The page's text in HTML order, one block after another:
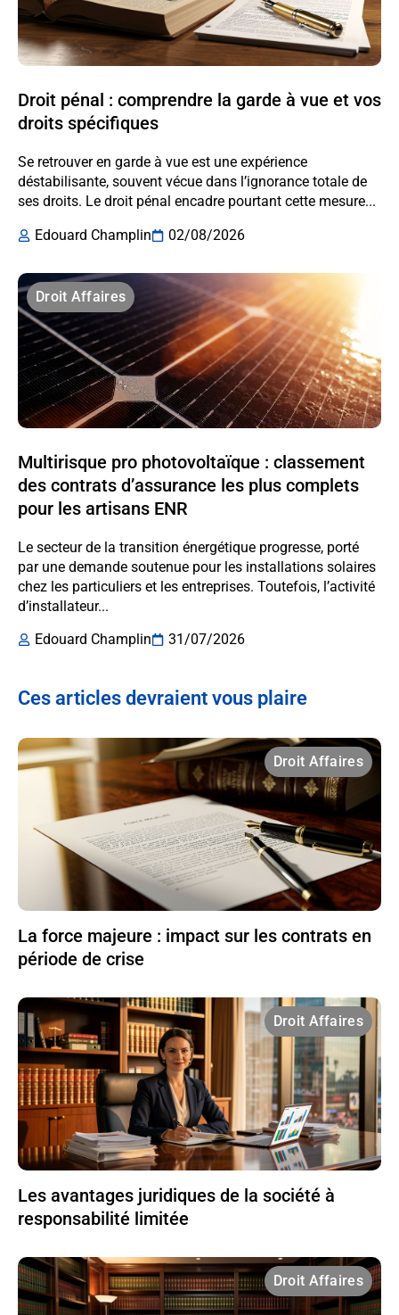
Droit pénal : comprendre la garde à vue et vos
droits spécifiques
Se retrouver en garde à vue est une expérience
déstabilisante, souvent vécue dans l’ignorance totale de
ses droits. Le droit pénal encadre pourtant cette mesure...
Edouard Champlin
02/08/2026
Droit Affaires
Multirisque pro photovoltaïque : classement
des contrats d’assurance les plus complets
pour les artisans ENR
Le secteur de la transition énergétique progresse, porté
par une demande soutenue pour les installations solaires
chez les particuliers et les entreprises. Toutefois, l’activité
d’installateur...
Edouard Champlin
31/07/2026
Ces articles devraient vous plaire
Droit Affaires
La force majeure : impact sur les contrats en
période de crise
Droit Affaires
Les avantages juridiques de la société à
responsabilité limitée
Droit Affaires